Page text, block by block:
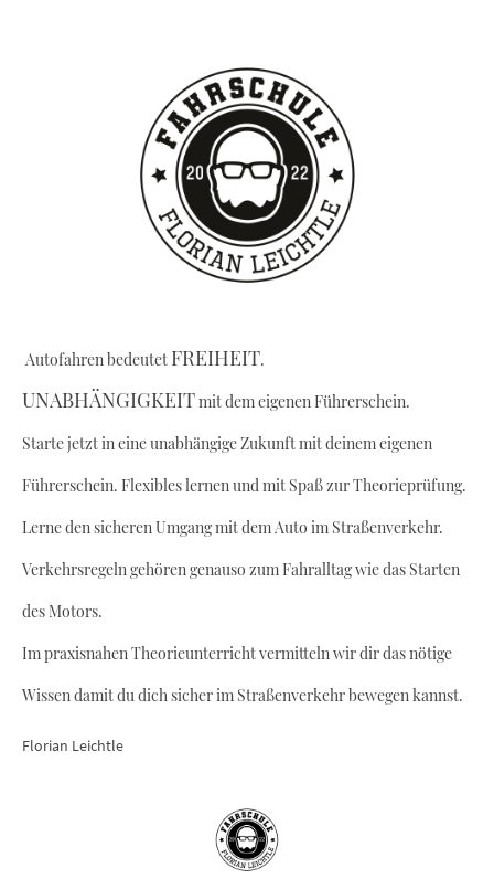
Autofahren bedeutet FREIHEIT.
UNABHÄNGIGKEITmit dem eigenen Führerschein.
Starte jetzt in eine unabhängige Zukunft mit deinem eigenen
Führerschein. Flexibles lernen und mit Spaß zur Theorieprüfung.
Lerne den sicheren Umgang mit dem Auto im Straßenverkehr.
Verkehrsregeln gehören genauso zum Fahralltag wie das Starten
des Motors.
Im praxisnahen Theorieunterricht vermitteln wir dir das nötige
Wissen damit du dich sicher im Straßenverkehr bewegen kannst.
Florian Leichtle